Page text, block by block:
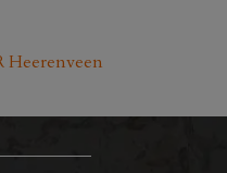
op
Heerenveen